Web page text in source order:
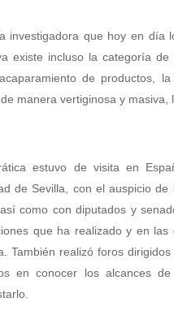
investigadora que hoy en día
existe incluso la categoría
de productos,
manera vertiginosa y masiva,
estuvo de visita en
de Sevilla, con el auspicio
como con diputados y
que ha realizado y en
También realizó foros
en conocer los alcances